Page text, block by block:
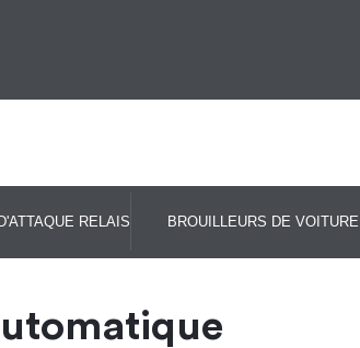
RELAIS BROUILLEURS DE VOITURE